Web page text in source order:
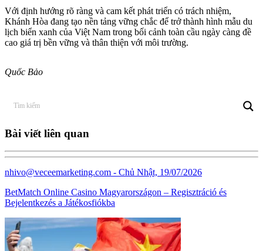
Với định hướng rõ ràng và cam kết phát triển có trách nhiệm,
Khánh Hòa đang tạo nền tảng vững chắc để trở thành hình mẫu du
lịch biển xanh của Việt Nam trong bối cảnh toàn cầu ngày càng đề
cao giá trị bền vững và thân thiện với môi trường.
Quốc Bảo
Bài viết liên quan
nhivo@veceemarketing.com - Chủ Nhật, 19/07/2026
BetMatch Online Casino Magyarországon – Regisztráció és
Bejelentkezés a Játékosfiókba